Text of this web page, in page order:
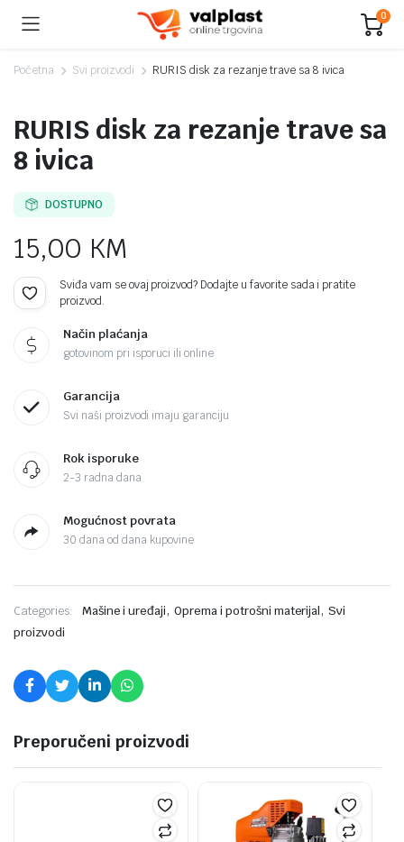
0
Početna Svi proizvodi RURIS disk za rezanje trave sa 8 ivica
RURIS disk za rezanje trave sa
8 ivica
DOSTUPNO
15,00 KM
Sviđa vam se ovaj proizvod? Dodajte u favorite sada i pratite
proizvod.
Način plaćanja
gotovinom pri isporuci ili online
Garancija
Svi naši proizvodi imaju garanciju
Rok isporuke
2-3 radna dana
Mogućnost povrata
30 dana od dana kupovine
Categories: Mašine i uređaji,Oprema i potrošni materijal,Svi
proizvodi
Preporučeni proizvodi